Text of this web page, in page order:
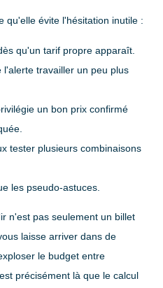
qu'elle évite l'hésitation inutile :
qu'un tarif propre apparaît.
l'alerte travailler un peu plus
un bon prix confirmé
tester plusieurs combinaisons
les pseudo-astuces.
n'est pas seulement un billet
laisse arriver dans de
le budget entre
précisément là que le calcul